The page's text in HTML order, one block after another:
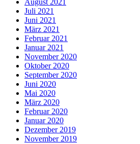
August 2021
Juli 2021
Juni 2021
März 2021
Februar 2021
Januar 2021
November 2020
Oktober 2020
September 2020
Juni 2020
Mai 2020
März 2020
Februar 2020
Januar 2020
Dezember 2019
November 2019